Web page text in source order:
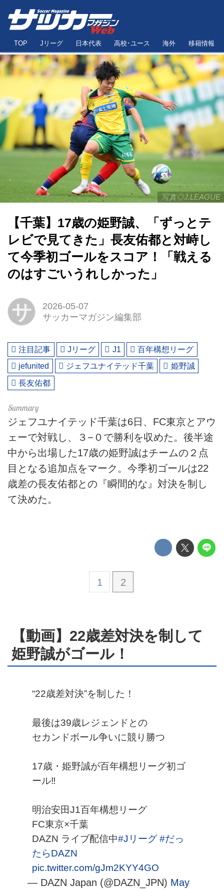
TOP Jリーグ 日本代表 高校･ユース 海外 移籍情報
写真◎J.LEAGUE
【千葉】17歳の姫野誠、「ずっとテ
レビで見てきた」長友佑都と対峙し
て今季初ゴールをスコア！「戦える
のはすごいうれしかった」
サ
2026-05-07
サッカーマガジン編集部
注目記事 Jリーグ J1
百年構想リーグ
jefunited
ジェフユナイテッド千葉
姫野誠
長友佑都
ジェフユナイテッド千葉は6日、FC東京とアウ
ェーで対戦し、３−０で勝利を収めた。後半途
中から出場した17歳の姫野誠はチームの２点
目となる追加点をマーク。今季初ゴールは22
歳差の長友佑都との『瞬間的な』対決を制し
て決めた。
1 2
【動画】22歳差対決を制して
姫野誠がゴール！
“22歳差対決”を制した！
最後は39歳レジェンドとの
セカンドボール争いに競り勝つ
17歳・姫野誠が百年構想リーグ初ゴ
ール‼️
明治安田J1百年構想リーグ
FC東京×千葉
DAZN ライブ配信中#Jリーグ #だっ
たらDAZN
pic.twitter.com/gJm2KYY4GO
— DAZN Japan (@DAZN_JPN) May